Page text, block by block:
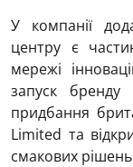
У компанії
центру є
мережі
запуск бренду
придбання
Limited та
смакових